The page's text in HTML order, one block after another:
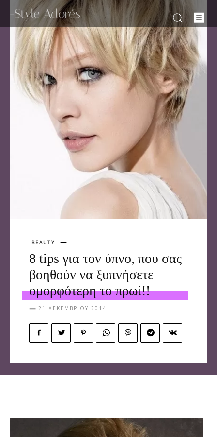
-Style Adorés
BEAUTY
8 tips για τον ύπνο, που σας
βοηθούν να ξυπνήσετε
ομορφότερη το πρωί!!
21 ΔΕΚΕΜΒΡΊΟΥ 2014